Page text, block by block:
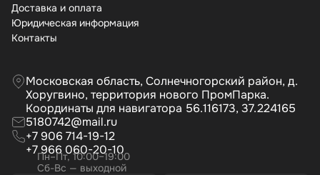
Доставка и оплата
Юридическая информация
Контакты
Московская область, Солнечногорский район, д.
Хоругвино, территория нового ПромПарка.
Координаты для навигатора 56.116173, 37.224165
5180742@mail.ru
+7 906 714-19-12
+7 966 060-20-10
Пн–Пт, 10:00–19:00
Сб-Вс — выходной